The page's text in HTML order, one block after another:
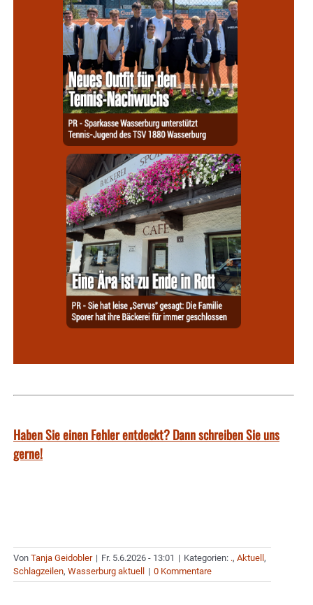
Haben Sie einen Fehler entdeckt? Dann schreiben Sie uns
gerne!
Von Tanja Geidobler | Fr. 5.6.2026 - 13:01 | Kategorien: ., Aktuell ,
Schlagzeilen, Wasserburg aktuell | 0 Kommentare